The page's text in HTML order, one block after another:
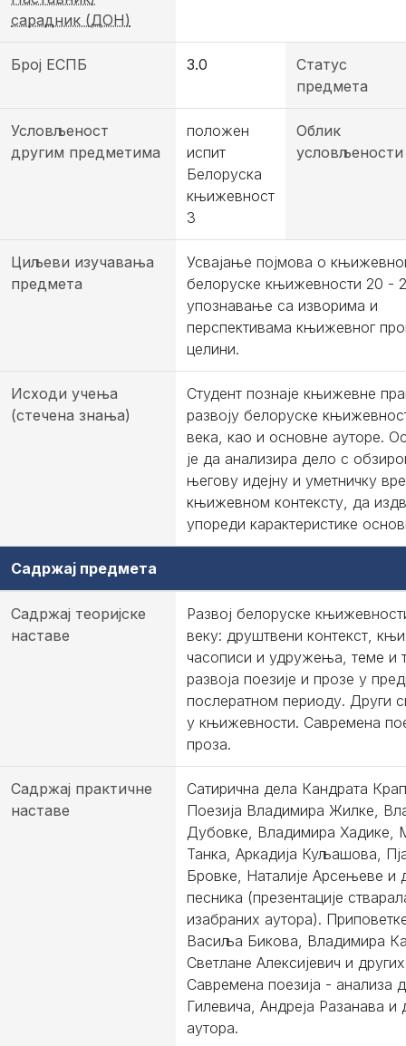
сарадник (ДОН)
Број ЕСПБ 3.0
Статус
предмета
Условљеност
другим предметима
положен
испит
Белоруска
књижевност
3
Облик
условљености
Циљеви изучавања
предмета
Усвајање појмова о
белоруске књижевности 20 -
упознавање са изворима и
перспективама књижевног
целини.
Исходи учења
(стечена знања)
Студент познаје књижевне
развоју белоруске
века, као и основне ауторе.
је да анализира дело с
његову идејну и уметничку
књижевном контексту, да
упореди карактеристике
Садржај предмета
Садржај теоријске
наставе
Развој белоруске
веку: друштвени контекст,
часописи и удружења, теме и
развоја поезије и прозе у
послератном периоду. Други
у књижевности. Савремена
проза.
Садржај практичне
наставе
Сатирична дела Кандрата
Поезија Владимира Жилке,
Дубовке, Владимира Хадике,
Танка, Аркадија Куљашова,
Бровке, Наталије Арсењеве и
песника (презентације
изабраних аутора).
Васиља Бикова, Владимира
Светлане Алексијевич и
Савремена поезија - анализа
Гилевича, Андреја Разанава и
аутора.